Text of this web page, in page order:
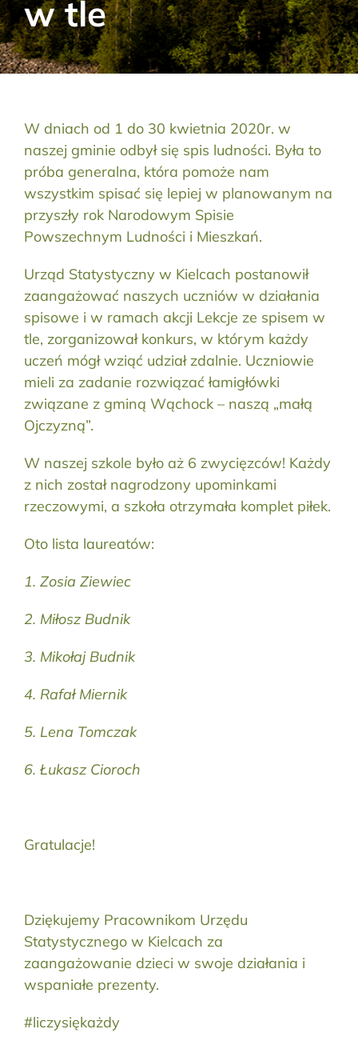
Aktualności
Kontakt
Szukaj:
w tle
W dniach od 1 do 30 kwietnia 2020r. w
naszej gminie odbył się spis ludności. Była to
próba generalna, która pomoże nam
wszystkim spisać się lepiej w planowanym na
przyszły rok Narodowym Spisie
Powszechnym Ludności i Mieszkań.
Urząd Statystyczny w Kielcach postanowił
zaangażować naszych uczniów w działania
spisowe i w ramach akcji Lekcje ze spisem w
tle, zorganizował konkurs, w którym każdy
uczeń mógł wziąć udział zdalnie. Uczniowie
mieli za zadanie rozwiązać łamigłówki
związane z gminą Wąchock – naszą „małą
Ojczyzną”.
W naszej szkole było aż 6 zwycięzców! Każdy
z nich został nagrodzony upominkami
rzeczowymi, a szkoła otrzymała komplet piłek.
Oto lista laureatów:
1. Zosia Ziewiec
2. Miłosz Budnik
3. Mikołaj Budnik
4. Rafał Miernik
5. Lena Tomczak
6. Łukasz Cioroch
Gratulacje!
Dziękujemy Pracownikom Urzędu
Statystycznego w Kielcach za
zaangażowanie dzieci w swoje działania i
wspaniałe prezenty.
#liczysiękażdy